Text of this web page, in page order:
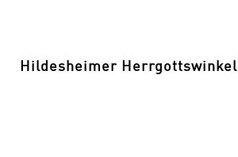
Hildesheimer Herrgottswinkel